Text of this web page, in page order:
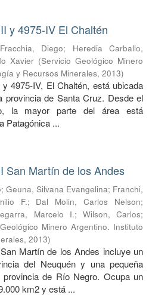
y 4975-IV El Chaltén
Fracchia, Diego; Heredia Carballo,
Xavier (Servicio Geológico Minero
y Recursos Minerales, 2013)
4975-IV, El Chaltén, está ubicada
provincia de Santa Cruz. Desde el
la mayor parte del área está
Patagónica ...
San Martín de los Andes
; Geuna, Silvana Evangelina; Franchi,
F.; Dal Molin, Carlos Nelson;
Marcelo I.; Wilson, Carlos;
Minero Argentino. Instituto
, 2013)
Martín de los Andes incluye un
del Neuquén y una pequeña
de Río Negro. Ocupa un
km2 y está ...